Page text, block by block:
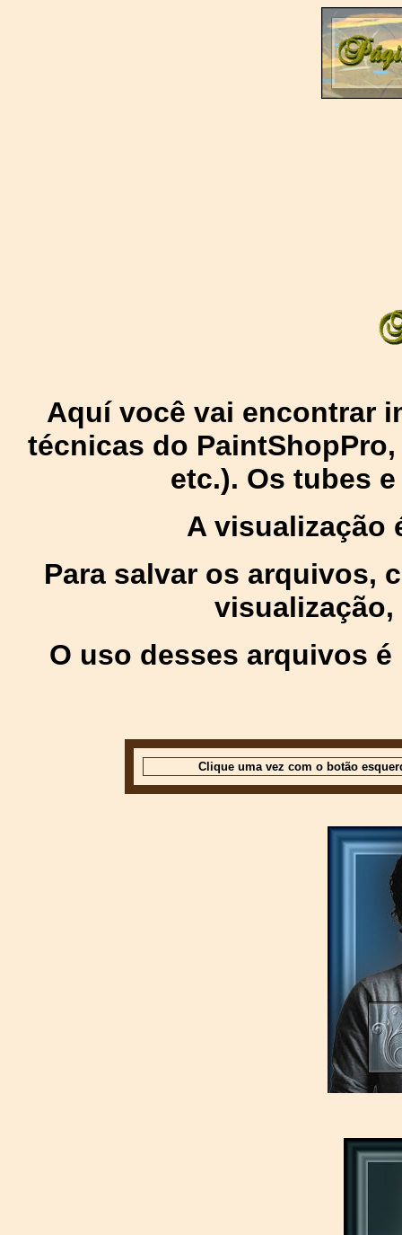
Aquí você vai encontrar
técnicas do
etc.). Os tubes
A visualização
Para salvar os arquivos,
O uso desses arquivos
Clique uma vez com o botão